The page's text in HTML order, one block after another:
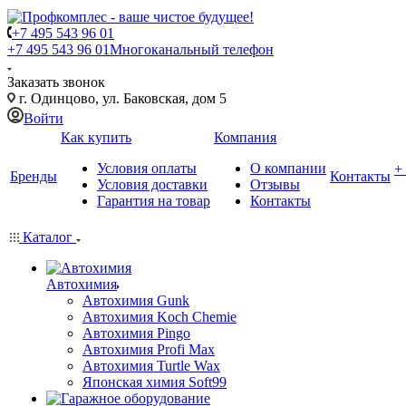
+7 495 543 96 01
+7 495 543 96 01Многоканальный телефон
Заказать звонок
г. Одинцово, ул. Баковская, дом 5
Войти
Бренды
Как купить
Условия оплаты
Условия доставки
Гарантия на товар
Компания
О компании
Отзывы
Контакты
Контакты
Каталог
Автохимия
Автохимия Gunk
Автохимия Koch Chemie
Автохимия Pingo
Автохимия Profi Max
Автохимия Turtle Wax
Японская химия Soft99